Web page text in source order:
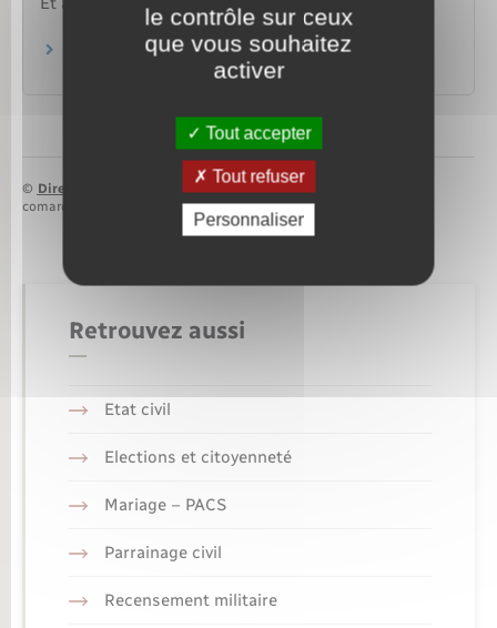
Pour un contractuel
© Direction de l’information légale et administrative
comarquage developpé parbaseo.io
Retrouvez aussi
Etat civil
Elections et citoyenneté
Mariage – PACS
Parrainage civil
Recensement militaire
le contrôle sur ceux
que vous souhaitez
activer
Tout accepter
Tout refuser
Personnaliser